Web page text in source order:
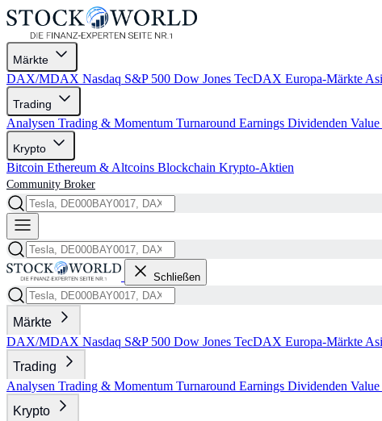
Märkte
DAX/MDAX Nasdaq S&P 500 Dow Jones TecDAX Europa-Märkte
Trading
Analysen Trading & Momentum Turnaround Earnings Dividenden
Krypto
Bitcoin Ethereum & Altcoins Blockchain Krypto-Aktien
Community Broker
Schließen
Märkte
DAX/MDAX Nasdaq S&P 500 Dow Jones TecDAX Europa-Märkte
Trading
Analysen Trading & Momentum Turnaround Earnings Dividenden
Krypto